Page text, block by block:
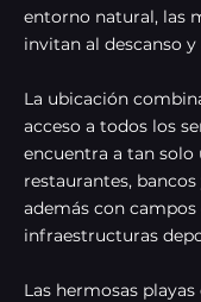
entorno natural, las
invitan al descanso
La ubicación
acceso a todos los
encuentra a tan solo
restaurantes,
además con
infraestructuras
Las hermosas